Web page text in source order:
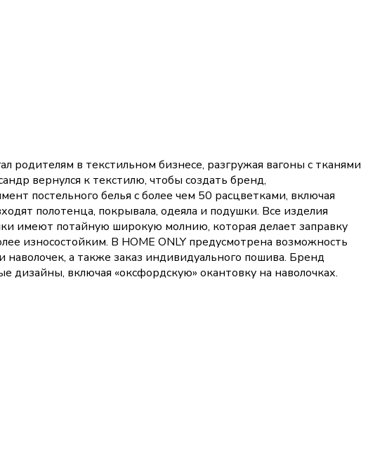
в текстильном бизнесе, разгружая вагоны с тканями
вернулся к текстилю, чтобы создать бренд,
постельного белья с более чем 50 расцветками, включая
полотенца, покрывала, одеяла и подушки. Все изделия
имеют потайную широкую молнию, которая делает заправку
износостойким. В HOME ONLY предусмотрена возможность
а также заказ индивидуального пошива. Бренд
включая «оксфордскую» окантовку на наволочках.